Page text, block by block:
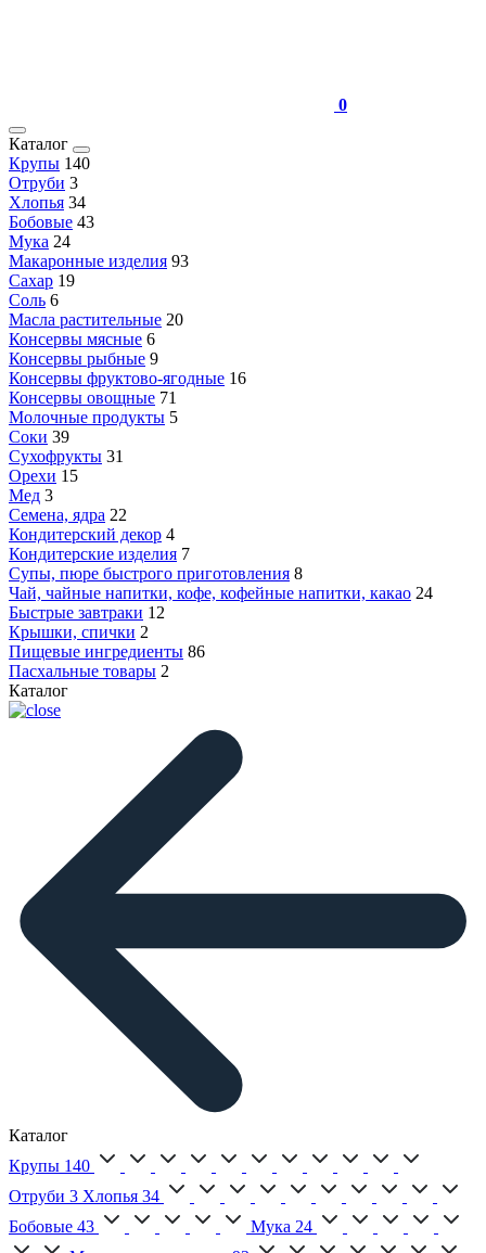
0
Каталог
Крупы 140
Отруби 3
Хлопья 34
Бобовые 43
Мука 24
Макаронные изделия 93
Сахар 19
Соль 6
Масла растительные 20
Консервы мясные 6
Консервы рыбные 9
Консервы фруктово-ягодные 16
Консервы овощные 71
Молочные продукты 5
Соки 39
Сухофрукты 31
Орехи 15
Мед 3
Семена, ядра 22
Кондитерский декор 4
Кондитерские изделия 7
Супы, пюре быстрого приготовления 8
Чай, чайные напитки, кофе, кофейные напитки, какао 24
Быстрые завтраки 12
Крышки, спички 2
Пищевые ингредиенты 86
Пасхальные товары 2
Каталог
Каталог
Крупы 140
Отруби 3 Хлопья 34
Бобовые 43 Мука 24